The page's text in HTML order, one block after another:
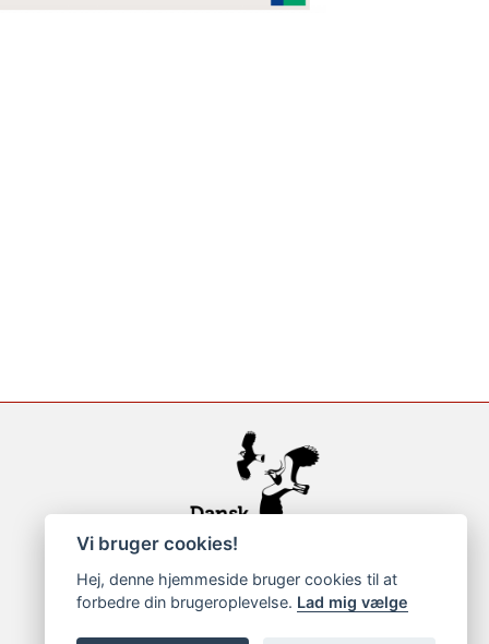
Vi bruger cookies!
Hej, denne hjemmeside bruger cookies til at
forbedre din brugeroplevelse. Lad mig vælge